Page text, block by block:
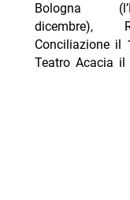
Bologna
dicembre),
Conciliazione il
Teatro Acacia il